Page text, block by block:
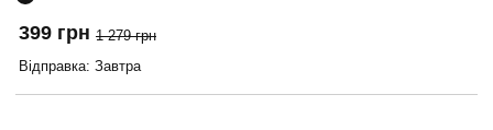
399 грн 1 279 грн
Відправка: Завтра